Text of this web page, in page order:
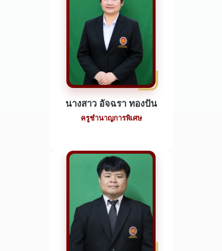
นางสาว อัจฉรา ทองปัน
ครูชำนาญการพิเศษ